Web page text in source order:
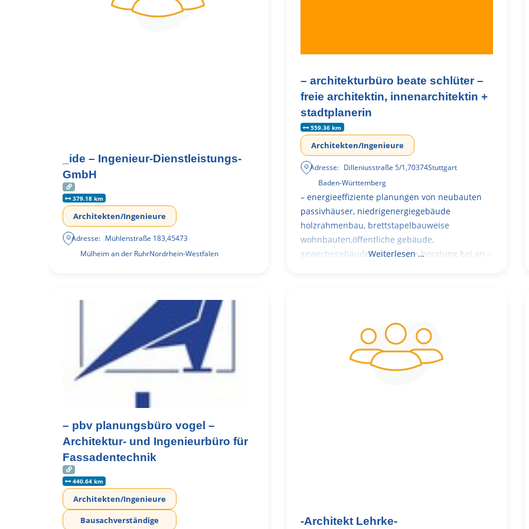
_ide – Ingenieur-Dienstleistungs-
GmbH
379.18 km
Architekten/Ingenieure
Adresse: Mühlenstraße 183,45473
Mülheim an der RuhrNordrhein-Westfalen
– architekturbüro beate schlüter –
freie architektin, innenarchitektin +
stadtplanerin
559.36 km
Architekten/Ingenieure
Adresse: Dilleniusstraße 5/1,70374Stuttgart
Baden-Württemberg
– energieeffiziente planungen von neubauten
passivhäuser, niedrigenergiegebäude
holzrahmenbau, brettstapelbauweise
wohnbauten,öffentliche gebäude,
gewerbegebäude – planung + beratung bei an –
Weiterlesen …
– pbv planungsbüro vogel –
Architektur- und Ingenieurbüro für
Fassadentechnik
440.64 km
Architekten/Ingenieure
Bausachverständige
-Architekt Lehrke-